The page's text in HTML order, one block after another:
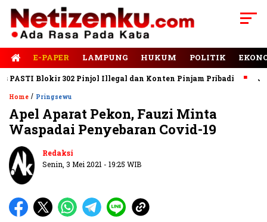
E-PAPER LAMPUNG HUKUM POLITIK
Blokir 302 Pinjol Illegal dan Konten Pinjam Pribadi Jalan
Home / Pringsewu
Apel Aparat Pekon, Fauzi Minta
Waspadai Penyebaran Covid-19
Redaksi
Senin, 3 Mei 2021 - 19:25 WIB